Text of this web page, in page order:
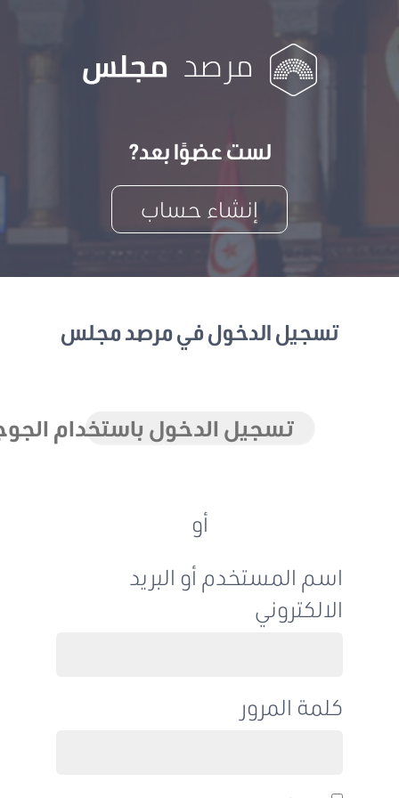
لست عضوًا بعد?
إنشاء حساب
تسجيل الدخول في مرصد مجلس
تسجيل الدخول باستخدام الجوجل
اسم المستخدم أو البريد
الالكتروني
كلمة المرور